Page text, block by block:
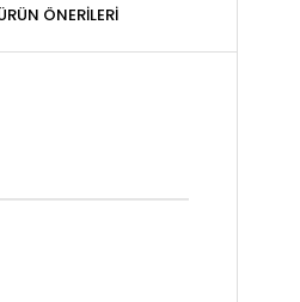
ÖNERILERI